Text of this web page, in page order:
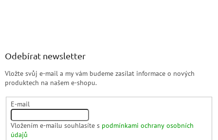
Odebírat newsletter
Vložte svůj e-mail a my vám budeme zasílat informace o nových
produktech na našem e-shopu.
E-mail
Vložením e-mailu souhlasíte s podmínkami ochrany osobních
údajů